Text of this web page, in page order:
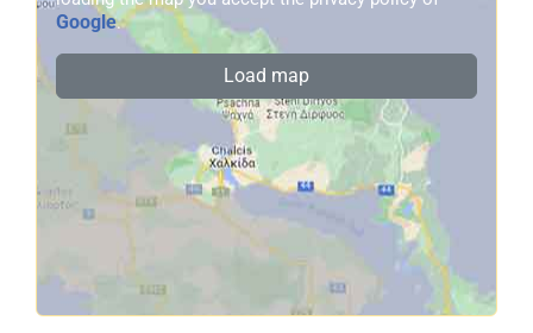
Google.
Load map